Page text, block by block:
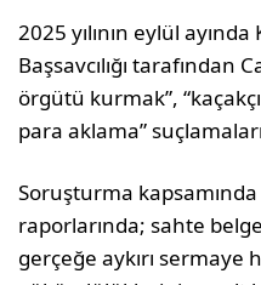
2025 yılının eylül
Başsavcılığı tarafından
örgütü kurmak”,
para aklama”
Soruşturma
raporlarında; sahte
gerçeğe aykırı